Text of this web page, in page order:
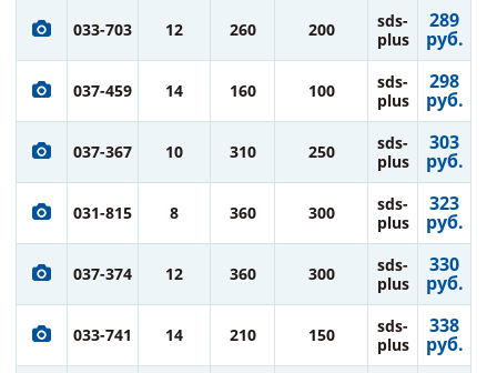
033-703 12 260 200
sds-
plus
289
руб.
037-459 14 160 100
sds-
plus
298
руб.
037-367 10 310 250
sds-
plus
303
руб.
031-815 8 360 300
sds-
plus
323
руб.
037-374 12 360 300
sds-
plus
330
руб.
033-741 14 210 150
sds-
plus
338
руб.